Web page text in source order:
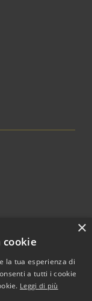
© 2026 • Comune di
×
la tua esperienza di
a tutti i cookie
Leggi di più